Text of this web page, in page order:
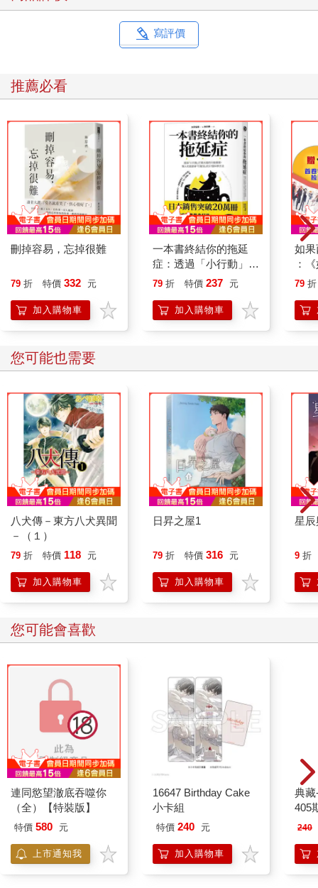
寫評價
推薦必看
刪掉容易，忘掉很難
79 折 特價 332 元
加入購物車
一本書終結你的拖延
症：透過「小行動」打
開大腦的行動開關，懶
的37個科學方法
79 折 特價 237 元
加入購物車
如
：
喵
79 折
您可能也需要
八犬傳－東方八犬異聞
－（１）
79 折 特價 118 元
加入購物車
日昇之屋1
79 折 特價 316 元
加入購物車
星辰
9 折
您可能會喜歡
連同慾望澈底吞噬你
（全）【特裝版】
特價 580 元
上市通知我
16647 Birthday Cake
小卡組
特價 240 元
加入購物車
典藏
405
240